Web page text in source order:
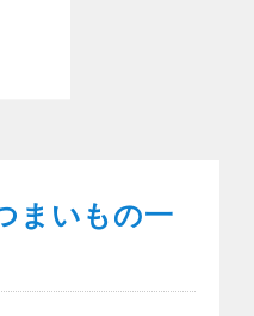
まいもの一